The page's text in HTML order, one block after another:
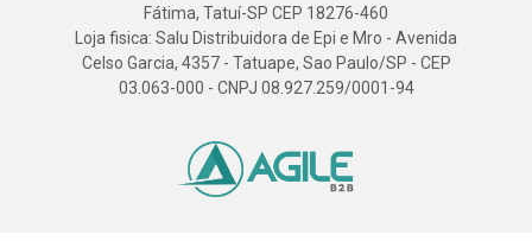
Fátima, Tatuí-SP CEP 18276-460
Loja fisica: Salu Distribuidora de Epi e Mro - Avenida
Celso Garcia, 4357 - Tatuape, Sao Paulo/SP - CEP
03.063-000 - CNPJ 08.927.259/0001-94